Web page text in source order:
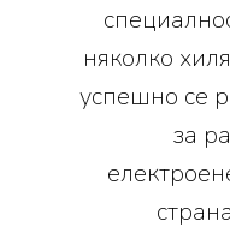
няколко
успешно се
за